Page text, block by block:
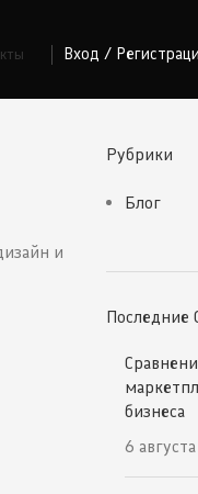
Вход /
и
Рубрики
Блог
Последние
бизнеса
6